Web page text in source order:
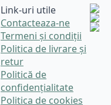
Link-uri utile
Contacteaza-ne
Termeni și condiții
Politica de livrare și
retur
Politică de
confidențialitate
Politica de cookies